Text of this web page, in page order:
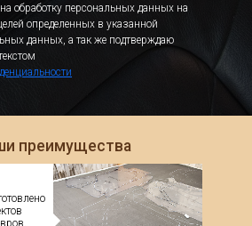
обработку персональных данных на
определенных в указанной
данных, а так же подтверждаю
преимущества